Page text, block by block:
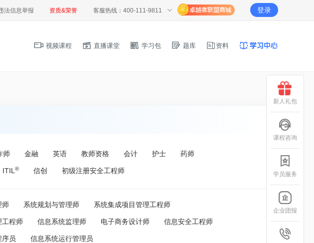
法信息举报 资质&荣誉 客服热线：400-111-9811 登录
视频课程 直播课堂 学习包 题库 资料
师 金融 英语 教师资格 会计 护士 药师
ITIL ® 信创 初级注册安全工程师
师 系统规划与管理师 系统集成项目管理工程师
工程师 信息系统监理师 电子商务设计师 信息安全工程师
序员 信息系统运行管理员
新人礼包
课程咨询
学员服务
企业团报